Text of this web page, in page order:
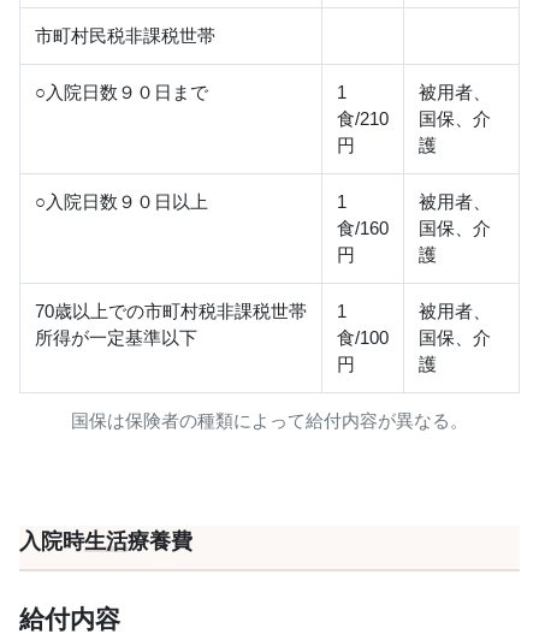
市町村民税非課税世帯
○入院日数９０日まで
1
食/210
円
被用者、
国保、介
護
○入院日数９０日以上
1
食/160
円
被用者、
国保、介
護
70歳以上での市町村税非課税世帯
所得が一定基準以下
1
食/100
円
被用者、
国保、介
護
国保は保険者の種類によって給付内容が異なる。
入院時生活療養費
給付内容